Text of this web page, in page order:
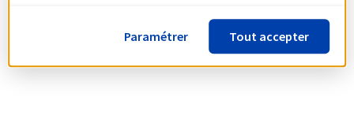
Paramétrer Tout accepter